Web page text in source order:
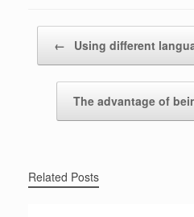
← Using different
The advantage of
Related Posts